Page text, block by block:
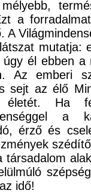
a
A
mutatja:
él ebben a
Az emberi
sejt az élő
életét. Ha
a
érző és
társadalom
idő!